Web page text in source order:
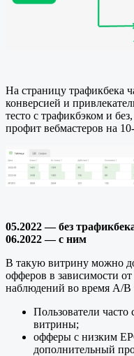
На страницу трафикбека
конверсией и
тесто с трафикбэком и
профит вебмастеров на
05.2022 — без
06.2022 — с ним
В такую витрину можно
офферов в зависимости
наблюдений во время A/B
Пользователи
витрины;
офферы с низким
дополнительный